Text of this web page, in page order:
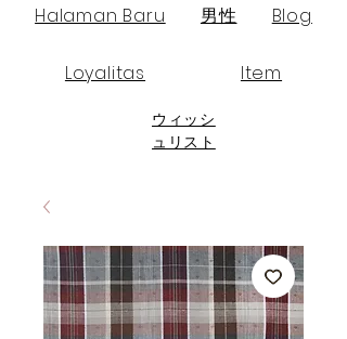
Halaman Baru 男性 Blog
Loyalitas Item
ウィッシ
ュリスト